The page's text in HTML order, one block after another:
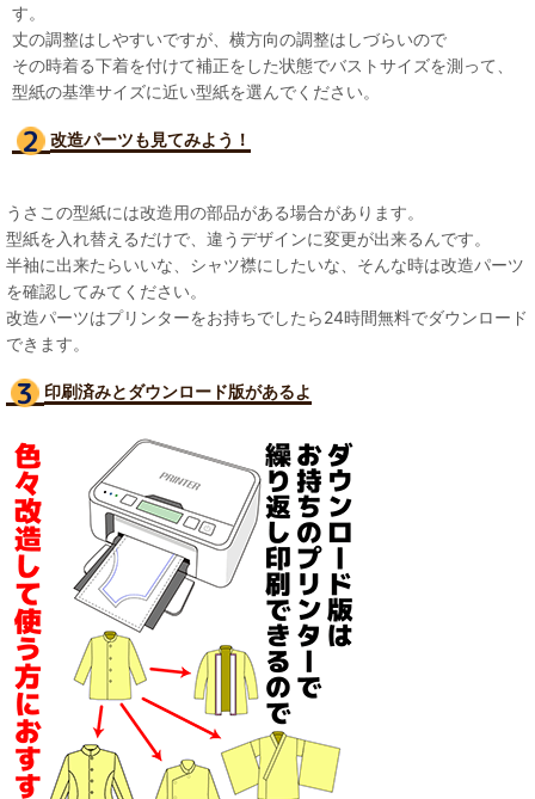
す。
丈の調整はしやすいですが、横方向の調整はしづらいので
その時着る下着を付けて補正をした状態でバストサイズを測って、
型紙の基準サイズに近い型紙を選んでください。
改造パーツも見てみよう！
うさこの型紙には改造用の部品がある場合があります。
型紙を入れ替えるだけで、違うデザインに変更が出来るんです。
半袖に出来たらいいな、シャツ襟にしたいな、そんな時は改造パーツ
を確認してみてください。
改造パーツはプリンターをお持ちでしたら24時間無料でダウンロード
できます。
印刷済みとダウンロード版があるよ